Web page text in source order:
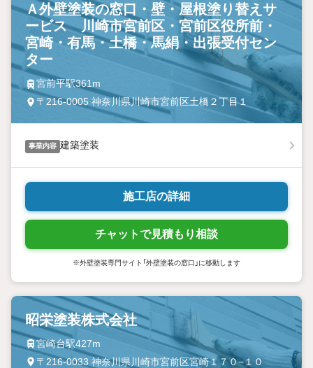
Ａ外壁塗装の窓口・壁・屋根塗り替えサ
ービス 川崎市宮前区・宮前区役所前・
宮崎・有馬・土橋・馬絹・出張受付セン
ター
宮前平駅361m
〒216-0005 神奈川県川崎市宮前区土橋２丁目１
事業内容 建築塗装
施工店の詳細
チャットで見積もり相談
※外壁塗装専門サイト「外壁塗装の窓口」に移動します
昭栄塗装株式会社
宮崎台駅427m
〒216-0033 神奈川県川崎市宮前区宮崎１７０−１０